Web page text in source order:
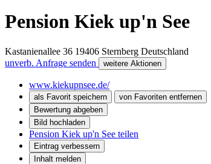
Pension Kiek up'n See
Kastanienallee 36 19406 Sternberg Deutschland
unverb. Anfrage senden
weitere Aktionen
www.kiekupnsee.de/
als Favorit speichern
von Favoriten entfernen
Bewertung abgeben
Bild hochladen
Pension Kiek up'n See teilen
Eintrag verbessern
Inhalt melden